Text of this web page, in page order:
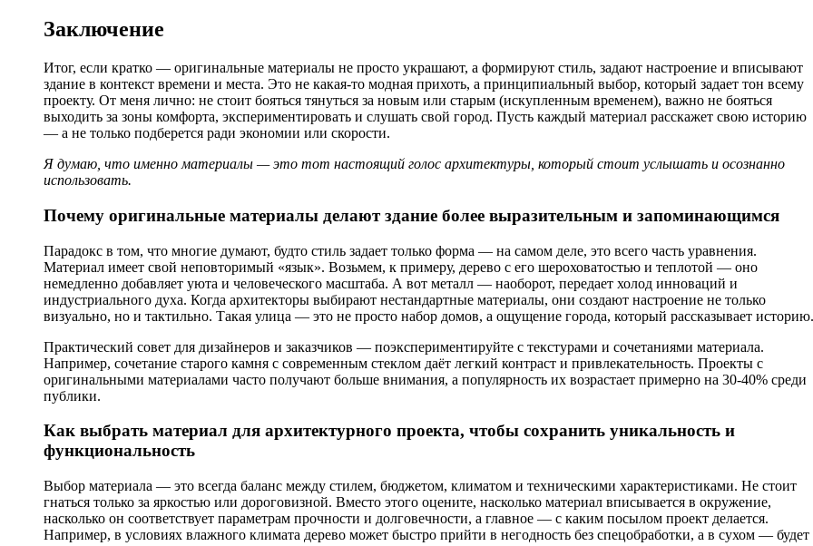
Заключение
Итог, если кратко — оригинальные материалы не просто украшают, а формируют стиль, задают настроение и вписывают
здание в контекст времени и места. Это не какая-то модная прихоть, а принципиальный выбор, который задает тон всему
проекту. От меня лично: не стоит бояться тянуться за новым или старым (искупленным временем), важно не бояться
выходить за зоны комфорта, экспериментировать и слушать свой город. Пусть каждый материал расскажет свою историю
— а не только подберется ради экономии или скорости.
Я думаю, что именно материалы — это тот настоящий голос архитектуры, который стоит услышать и осознанно
использовать.
Почему оригинальные материалы делают здание более выразительным и запоминающимся
Парадокс в том, что многие думают, будто стиль задает только форма — на самом деле, это всего часть уравнения.
Материал имеет свой неповторимый «язык». Возьмем, к примеру, дерево с его шероховатостью и теплотой — оно
немедленно добавляет уюта и человеческого масштаба. А вот металл — наоборот, передает холод инноваций и
индустриального духа. Когда архитекторы выбирают нестандартные материалы, они создают настроение не только
визуально, но и тактильно. Такая улица — это не просто набор домов, а ощущение города, который рассказывает историю.
Практический совет для дизайнеров и заказчиков — поэкспериментируйте с текстурами и сочетаниями материала.
Например, сочетание старого камня с современным стеклом даёт легкий контраст и привлекательность. Проекты с
оригинальными материалами часто получают больше внимания, а популярность их возрастает примерно на 30-40% среди
публики.
Как выбрать материал для архитектурного проекта, чтобы сохранить уникальность и
функциональность
Выбор материала — это всегда баланс между стилем, бюджетом, климатом и техническими характеристиками. Не стоит
гнаться только за яркостью или дороговизной. Вместо этого оцените, насколько материал вписывается в окружение,
насколько он соответствует параметрам прочности и долговечности, а главное — с каким посылом проект делается.
Например, в условиях влажного климата дерево может быстро прийти в негодность без спецобработки, а в сухом — будет